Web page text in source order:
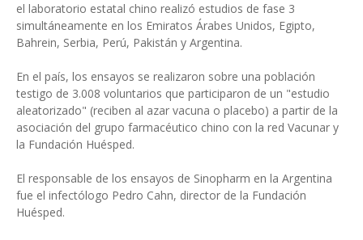
el laboratorio estatal chino realizó estudios de fase 3
simultáneamente en los Emiratos Árabes Unidos, Egipto,
Bahrein, Serbia, Perú, Pakistán y Argentina.
En el país, los ensayos se realizaron sobre una población
testigo de 3.008 voluntarios que participaron de un "estudio
aleatorizado" (reciben al azar vacuna o placebo) a partir de la
asociación del grupo farmacéutico chino con la red Vacunar y
la Fundación Huésped.
El responsable de los ensayos de Sinopharm en la Argentina
fue el infectólogo Pedro Cahn, director de la Fundación
Huésped.